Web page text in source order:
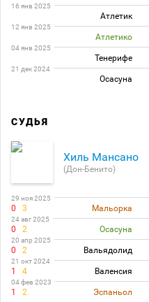
16 янв 2025
Атлетик
12 янв 2025
Атлетико
04 янв 2025
Тенерифе
21 дек 2024
Осасуна
СУДЬЯ
Хиль Мансано
(Дон-Бенито)
29 ноя 2025
0 3 Мальорка
24 авг 2025
0 2 Осасуна
20 апр 2025
0 2 Вальядолид
21 окт 2024
1 4 Валенсия
04 фев 2023
1 2 Эспаньол